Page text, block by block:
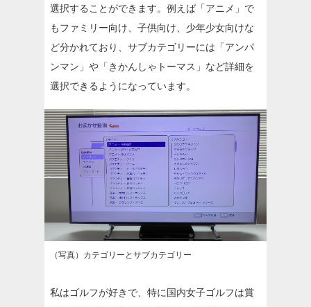
選択することができます。例えば「アニメ」で
もファミリー向け、子供向け、少年少女向けな
ど分かれており、サブカテゴリーには「アンパ
ンマン」や「きかんしゃトーマス」など詳細を
選択できるようになっています。
（写真）カテゴリーとサブカテゴリー
私はゴルフが好きで、特に国内女子ゴルフは賞